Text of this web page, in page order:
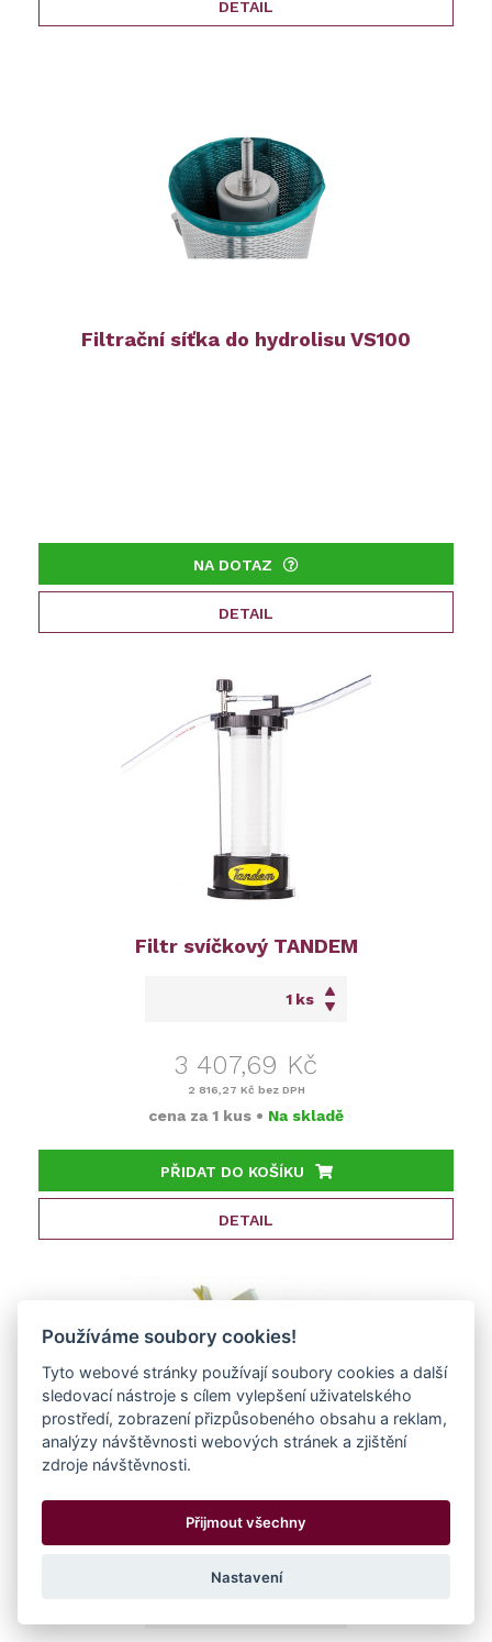
DETAIL
Filtrační síťka do hydrolisu VS100
NA DOTAZ
DETAIL
Filtr svíčkový TANDEM
ks
3 407,69 Kč
2 816,27 Kč bez DPH
cena za 1 kus • Na skladě
PŘIDAT DO KOŠÍKU
DETAIL
Filtr konický bavlněný 30l
Používáme soubory cookies!
Tyto webové stránky používají soubory cookies a další
sledovací nástroje s cílem vylepšení uživatelského
prostředí, zobrazení přizpůsobeného obsahu a reklam,
analýzy návštěvnosti webových stránek a zjištění
zdroje návštěvnosti.
Přijmout všechny
Nastavení